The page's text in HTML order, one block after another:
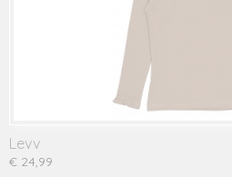
Levv
€ 24,99